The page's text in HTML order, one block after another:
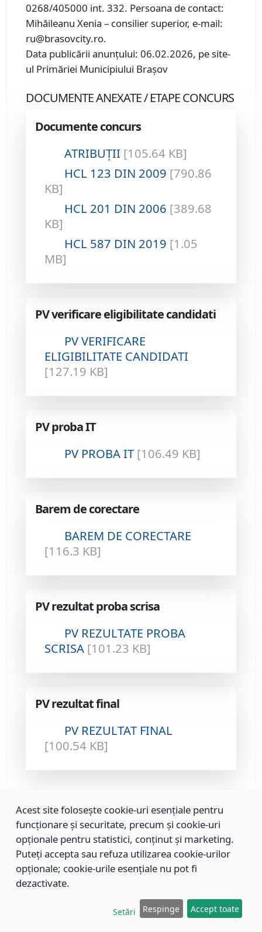
0268/405000 int. 332. Persoana de contact:
Mihăileanu Xenia – consilier superior, e-mail:
ru@brasovcity.ro.
Data publicării anunțului: 06.02.2026, pe site-
ul Primăriei Municipiului Brașov
DOCUMENTE ANEXATE / ETAPE CONCURS
Documente concurs
ATRIBUȚII [105.64 KB]
HCL 123 DIN 2009 [790.86
KB]
HCL 201 DIN 2006 [389.68
KB]
HCL 587 DIN 2019 [1.05
MB]
PV verificare eligibilitate candidati
PV VERIFICARE
ELIGIBILITATE CANDIDATI
[127.19 KB]
PV proba IT
PV PROBA IT [106.49 KB]
Barem de corectare
BAREM DE CORECTARE
[116.3 KB]
PV rezultat proba scrisa
PV REZULTATE PROBA
SCRISA [101.23 KB]
PV rezultat final
PV REZULTAT FINAL
[100.54 KB]
Înapoi la listă
Acest site folosește cookie-uri esențiale pentru
funcționare și securitate, precum și cookie-uri
opționale pentru statistici, conținut și marketing.
Puteți accepta sau refuza utilizarea cookie-urilor
opționale; cookie-urile esențiale nu pot fi
dezactivate.
Setări Respinge Accept toate